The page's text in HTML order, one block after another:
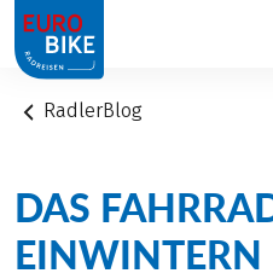
1
RadlerBlog
DAS
EINWINTERN